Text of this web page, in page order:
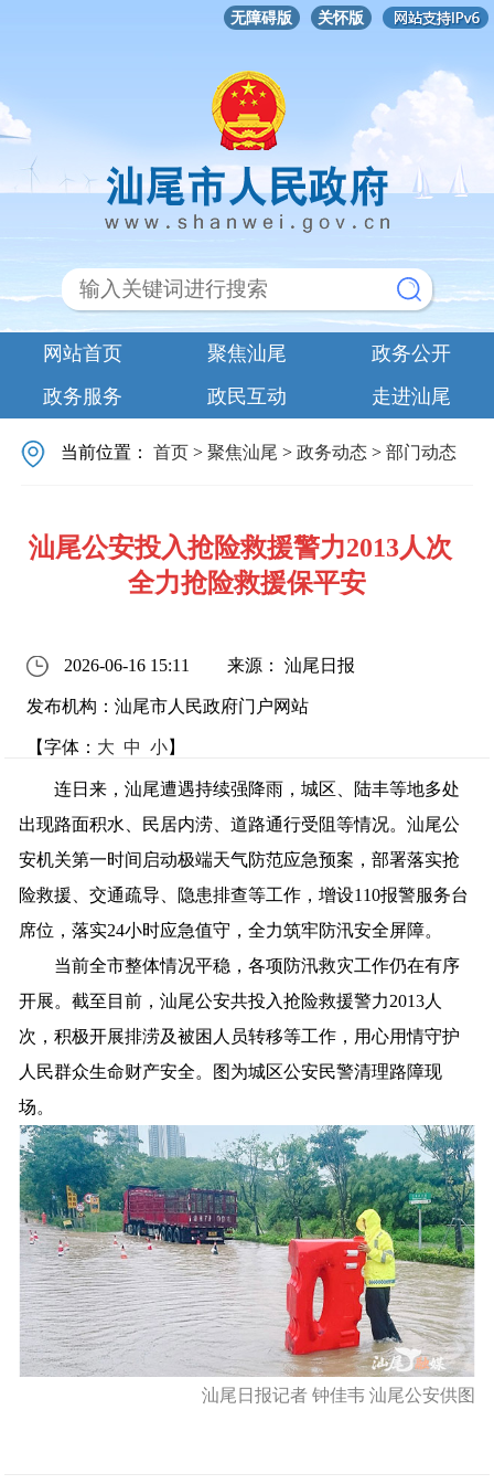
无障碍版 关怀版
网站首页 聚焦汕尾
政务公开
政务服务
政民互动 走进汕尾
当前位置：首页 >聚焦汕尾 >政务动态 >部门动态
汕尾公安投入抢险救援警力2013人次
全力抢险救援保平安
2026-06-16 15:11 来源： 汕尾日报
发布机构：汕尾市人民政府门户网站
【字体： 大 中 小】
连日来，汕尾遭遇持续强降雨，城区、陆丰等地多处
出现路面积水、民居内涝、道路通行受阻等情况。汕尾公
安机关第一时间启动极端天气防范应急预案，部署落实抢
险救援、交通疏导、隐患排查等工作，增设110报警服务台
席位，落实24小时应急值守，全力筑牢防汛安全屏障。
当前全市整体情况平稳，各项防汛救灾工作仍在有序
开展。截至目前，汕尾公安共投入抢险救援警力2013人
次，积极开展排涝及被困人员转移等工作，用心用情守护
人民群众生命财产安全。图为城区公安民警清理路障现
场。
汕尾日报记者 钟佳韦 汕尾公安供图